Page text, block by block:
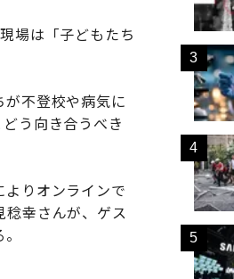
場は「子どもたち
不登校や病気に
う向き合うべき
りオンラインで
幸さんが、ゲス